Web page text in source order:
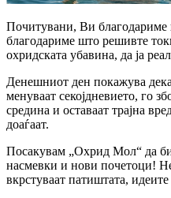
Почитувани, Ви
благодариме што решивте
охридската убавина, да ја
Денешниот ден покажува
менуваат секојдневието, го
средина и оставаат трајна
доаѓаат.
Посакувам „Охрид Мол“ да
насмевки и нови почетоци!
вкрстуваат патиштата,